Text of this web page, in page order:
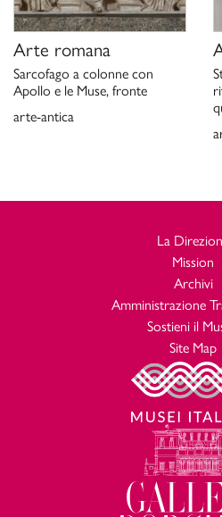
Arte romana
Sarcofago a colonne con
Apollo e le Muse, fronte
arte-antica
La
Mission
Archivi
Amministrazione
Sostieni il
Site Map